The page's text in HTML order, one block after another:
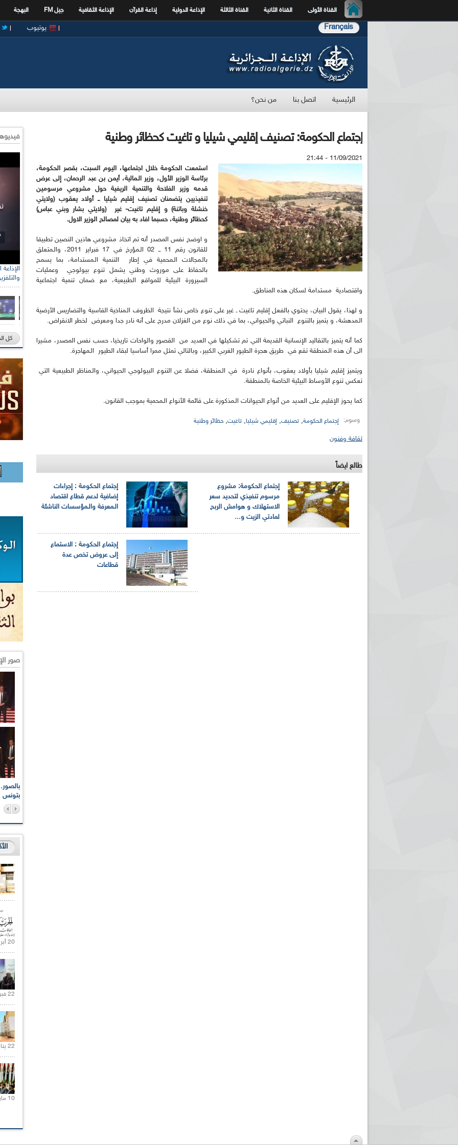
القناة الأولى القناة الثانية القناة الثالثة الإذاعة الدولية إذاعة القرآن الإذاعة الثقافية جيل FM البهجة
Français يوتيوب
الرئيسية اتصل بنا من نحن؟
إجتماع الحكومة: تصنيف إقليمي شيليا و تاغيت كحظائر وطنية
11/09/2021 - 21:44
استمعت الحكومة خلال اجتماعها، اليوم السبت، بقصر الحكومة،
برئاسة الوزير الأول، وزير الـمالية، أيمن بن عبد الرحمان، إلى عرض
قدمه وزير الفلاحة والتنمية الريفية حول مشروعي مرسومين
تنفيذيين يتضمنان تصنيف إقليم شيليا ــ أولاد يعقوب (ولايتي
خنشلة وباتنة) و إقليم تاغيت- غير (ولايتي بشار وبني عباس)
كحظائر وطنية، حسبما افاد به بيان لمصالح الوزير الاول.
و اوضح نفس المصدر أنه تم اتخاذ مشروعي هاذين النصين تطبيقا
للقانون رقم 11 ــ 02 الـمؤرخ في 17 فبراير 2011، والـمتعلق
بالـمجالات الـمحمية في إطار التنمية الـمستدامة، بما يسمح
بالحفاظ على موروث وطني يشمل تنوع بيولوجي وعمليات
السيرورة البيئية للمواقع الطبيعية، مع ضمان تنمية اجتماعية
واقتصادية مستدامة لسكان هذه المناطق.
و لهذا، يقول البيان، يحتوي بالفعل إقليم تاغيت ـ غير على تنوع خاص نشأ نتيجة الظروف الـمناخية القاسية والتضاريس الأرضية
الـمدهشة، و يتميز بالتنوع النباتي والحيواني، بما في ذلك نوع من الغزلان مدرج على أنه نادر جدا ومعرض لخطر الانقراض.
كما أنه يتميز بالتقاليد الإنسانية القديمة التي تم تشكيلها في العديد من القصور والواحات تاريخيا، حسب نفس المصدر، مشيرا
الى أن هذه الـمنطقة تقع في طريق هجرة الطيور الغربي الكبير، وبالتالي تمثل ممرا أساسيا لبقاء الطيور الـمهاجرة.
ويتميز إقليم شيليا بأولاد يعقوب، بأنواع نادرة في الـمنطقة، فضلا عن التنوع البيولوجي الحيواني، والـمناظر الطبيعية التي
تعكس تنوع الأوساط البيئية الخاصة بالـمنطقة.
كما يحوز الإقليم على العديد من أنواع الحيوانات الـمذكورة على قائمة الأنواع الـمحمية بموجب القانون.
وسوم: إجتماع الحكومة, تصنيف, إقليمي شيليا, تاغيت, حظائر وطنية
ثقافة وفنون
طالع ايضاً
إجتماع الحكومة : إجراءات
إضافية لدعم قطاع اقتصاد
الـمعرفة والـمؤسسات الناشئة
إجتماع الحكومة: مشروع
مرسوم تنفيذي لتحديد سعر
الاستهلاك و هوامش الربح
لمادتي الزيت و...
إجتماع الحكومة : الاستماع
إلى عروض تخص عدة
قطاعات
كل
صور
بتونس
20 أبريل 2021 |
22 فبراير 2021 |
22 يناير 2020 |
10 مارس 2021 |